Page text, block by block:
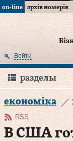
on-line архів номерів
Войти
разделы
економіка
RSS
В США